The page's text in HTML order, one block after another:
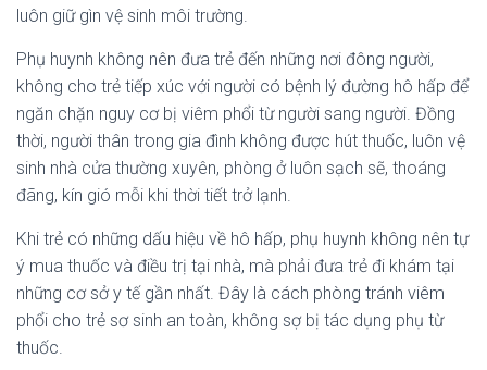
luôn giữ gìn vệ sinh môi trường.
Phụ huynh không nên đưa trẻ đến những nơi đông người,
không cho trẻ tiếp xúc với người có bệnh lý đường hô hấp để
ngăn chặn nguy cơ bị viêm phổi từ người sang người. Đồng
thời, người thân trong gia đình không được hút thuốc, luôn vệ
sinh nhà cửa thường xuyên, phòng ở luôn sạch sẽ, thoáng
đãng, kín gió mỗi khi thời tiết trở lạnh.
Khi trẻ có những dấu hiệu về hô hấp, phụ huynh không nên tự
ý mua thuốc và điều trị tại nhà, mà phải đưa trẻ đi khám tại
những cơ sở y tế gần nhất. Đây là cách phòng tránh viêm
phổi cho trẻ sơ sinh an toàn, không sợ bị tác dụng phụ từ
thuốc.